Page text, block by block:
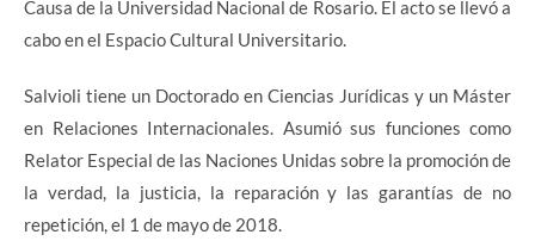
Causa de la Universidad Nacional de Rosario. El acto se llevó a
cabo en el Espacio Cultural Universitario.
Salvioli tiene un Doctorado en Ciencias Jurídicas y un Máster
en Relaciones Internacionales. Asumió sus funciones como
Relator Especial de las Naciones Unidas sobre la promoción de
la verdad, la justicia, la reparación y las garantías de no
repetición, el 1 de mayo de 2018.